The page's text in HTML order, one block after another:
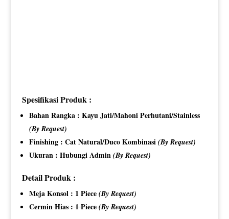
Spesifikasi Produk :
Bahan Rangka : Kayu Jati/Mahoni Perhutani/Stainless
(By Request)
Finishing : Cat Natural/Duco Kombinasi (By Request)
Ukuran : Hubungi Admin (By Request)
Detail Produk :
Meja Konsol : 1 Piece (By Request)
Cermin Hias : 1 Piece(By Request)